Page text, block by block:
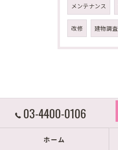
メンテナンス
改修 建物調査
03-4400-0106
ホーム